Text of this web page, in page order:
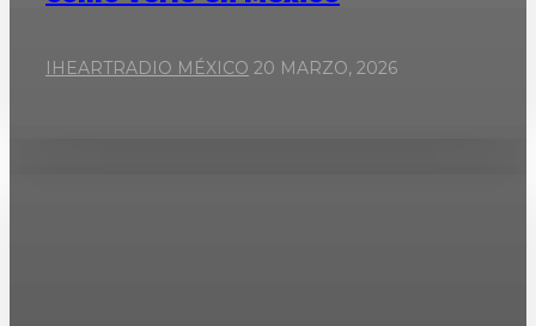
IHEARTRADIO MÉXICO 20 MARZO, 2026